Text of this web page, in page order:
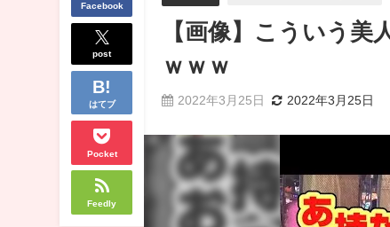
Facebook
post
はてブ
Pocket
Feedly
【画像】こういう
ｗｗｗ
2022年3月25日 2022年3月25日